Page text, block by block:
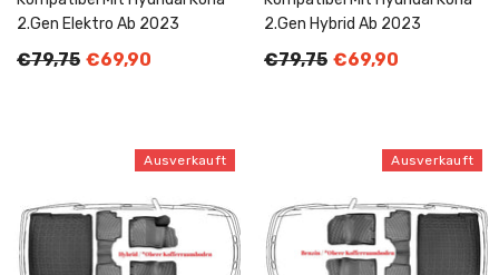
2.Gen Elektro Ab 2023
€79,75 €69,90
2.Gen Hybrid Ab 2023
€79,75 €69,90
Ausverkauft Ausverkauft